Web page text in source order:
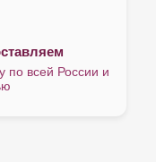
по всей России и